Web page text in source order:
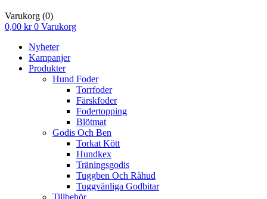
Varukorg (0)
0,00 kr 0 Varukorg
Nyheter
Kampanjer
Produkter
Hund Foder
Torrfoder
Färskfoder
Fodertopping
Blötmat
Godis Och Ben
Torkat Kött
Hundkex
Träningsgodis
Tuggben Och Råhud
Tuggvänliga Godbitar
Tillbehör